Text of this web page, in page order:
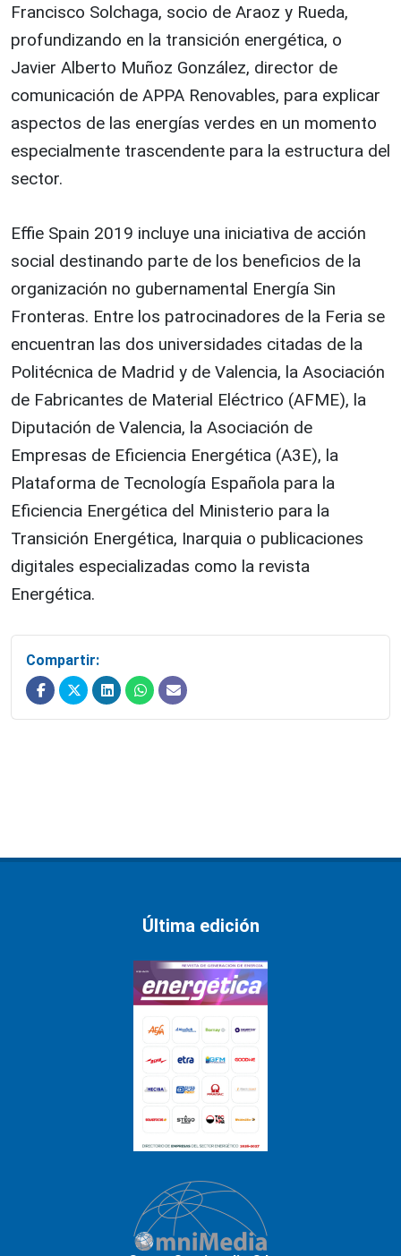
Francisco Solchaga, socio de Araoz y Rueda,
profundizando en la transición energética, o
Javier Alberto Muñoz González, director de
comunicación de APPA Renovables, para explicar
aspectos de las energías verdes en un momento
especialmente trascendente para la estructura del
sector.
Effie Spain 2019 incluye una iniciativa de acción
social destinando parte de los beneficios de la
organización no gubernamental Energía Sin
Fronteras. Entre los patrocinadores de la Feria se
encuentran las dos universidades citadas de la
Politécnica de Madrid y de Valencia, la Asociación
de Fabricantes de Material Eléctrico (AFME), la
Diputación de Valencia, la Asociación de
Empresas de Eficiencia Energética (A3E), la
Plataforma de Tecnología Española para la
Eficiencia Energética del Ministerio para la
Transición Energética, Inarquia o publicaciones
digitales especializadas como la revista
Energética.
Compartir:
Última edición